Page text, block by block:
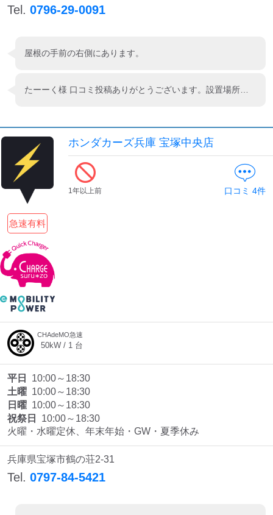
Tel. 0796-29-0091
屋根の手前の右側にあります。
たーーく様 口コミ投稿ありがとうございます。設置場所の確認が取れましたので、情報をアプリに反映いたしました。
ホンダカーズ兵庫 宝塚中央店
急速有料
1年以上前 口コミ 4件
CHAdeMO急速
50kW / 1 台
平日
10:00～18:30
土曜 10:00～18:30
日曜 10:00～18:30
祝祭日
10:00～18:30
火曜・水曜定休、年末年始・GW・夏季休み
兵庫県宝塚市鶴の荘2-31
Tel. 0797-84-5421